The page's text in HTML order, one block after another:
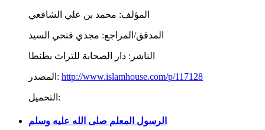
المؤلف: محمد بن علي الشافعي
المدقق/المراجع: مجدي فتحي السيد
الناشر: دار الصحابة للتراث بطنطا
المصدر: http://www.islamhouse.com/p/117128
التحميل:
الرسول المعلم صلى الله عليه وسلم